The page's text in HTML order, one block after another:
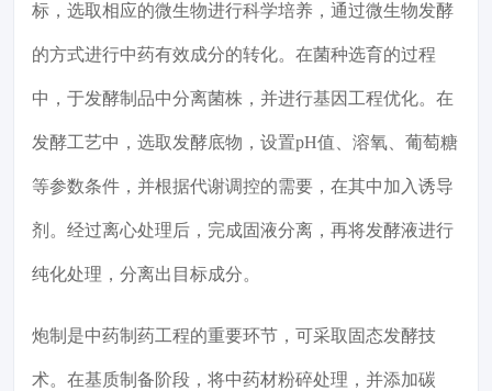
标，选取相应的微生物进行科学培养，通过微生物发酵
的方式进行中药有效成分的转化。在菌种选育的过程
中，于发酵制品中分离菌株，并进行基因工程优化。在
发酵工艺中，选取发酵底物，设置pH值、溶氧、葡萄糖
等参数条件，并根据代谢调控的需要，在其中加入诱导
剂。经过离心处理后，完成固液分离，再将发酵液进行
纯化处理，分离出目标成分。
炮制是中药制药工程的重要环节，可采取固态发酵技
术。在基质制备阶段，将中药材粉碎处理，并添加碳